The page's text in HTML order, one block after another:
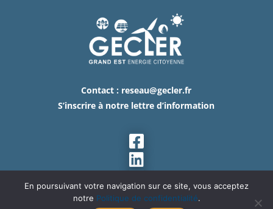
Contact : reseau@gecler.fr
S’inscrire à notre lettre d’information


En poursuivant votre navigation sur ce site, vous acceptez
notre Politique de confidentialité.